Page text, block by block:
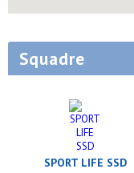
Squadre
SPORT LIFE SSD